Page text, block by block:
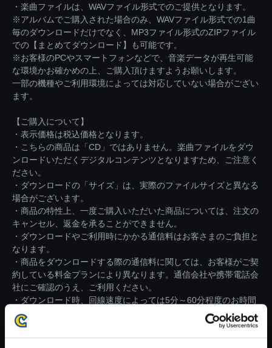
・楽曲ファイルは、WAVファイル形式でのご提供となります。
※アルバムでご購入された場合のみ、WAVファイル形式での1曲
毎のダウンロードだけでなく、MP3ファイル形式のZIPファイル
での【まとめてダウンロード】も可能です。
※お客様のPCやスマートフォンなどで、音楽データが再生可能
な環境かお確かめの上、ご購入頂けますようお願いします。
一部の機種やご利用環境によっては対応していない場合がござい
ます。
【ご購入について】
・表示価格は税込価格となります。
・こちらの商品は「CD」ではありません。楽曲ファイルをダウ
ンロードいただくデジタルコンテンツとなりますため、ご注意く
ださい。
・ダウンロードの「サイズ」は、実際のファイルサイズと異なる
場合がございます。
・商品の特性上、一度ご購入いただいた商品については、注文の
キャンセル、返金を承ることができません。
・ダウンロードやご利用時にかかる通信料はお客さまのご負担と
なります。
・商品をダウンロードする際の通信料に関しては、お客様がご契
約している料金プランにより異なります。通信会社や携帯電話会
社にご確認のうえ、ご利用ください。
・ダウンロード時、回線速度によっては5分～60分程度のお時間
がかかる場合がございます。
※ご購入いただいたファイルのダウンロードの際には、通信環境
が安定しているWifi環境でお試しください。